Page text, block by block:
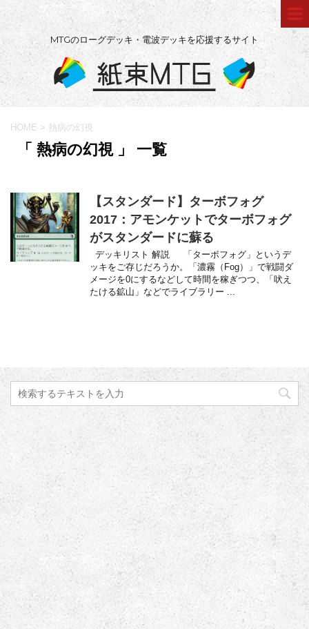
MTGのローグデッキ・電波デッキを応援するサイト
HOME > 熱病の幻視
「 熱病の幻視 」 一覧
【スタンダード】ターボフォグ
2017：アモンケットでターボフォグ
がスタンダードに蘇る
デッキリスト 解説 「ターボフォグ」というデ
ッキをご存じだろうか。「濃霧（Fog）」で戦闘ダ
メージを0にするなどして時間を稼ぎつつ、「吠え
たける鉱山」などでライブラリー ...